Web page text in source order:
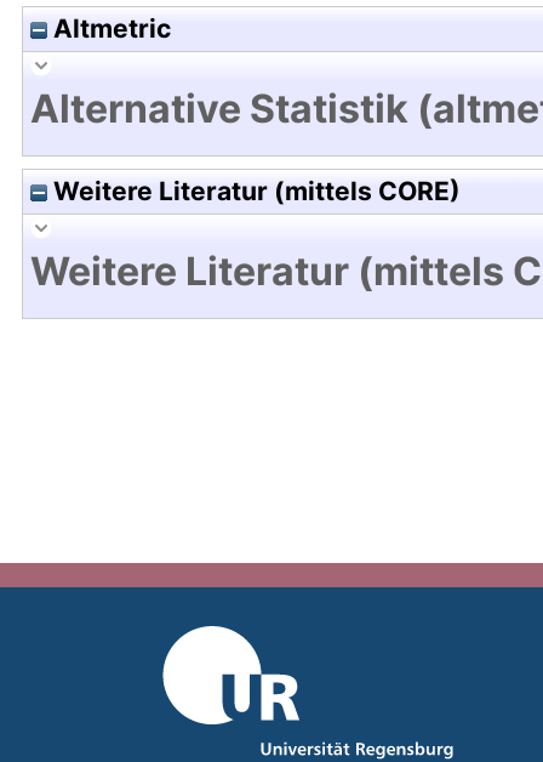
Altmetric
Alternative Statistik
Weitere Literatur (mittels CORE)
Weitere Literatur (mittels